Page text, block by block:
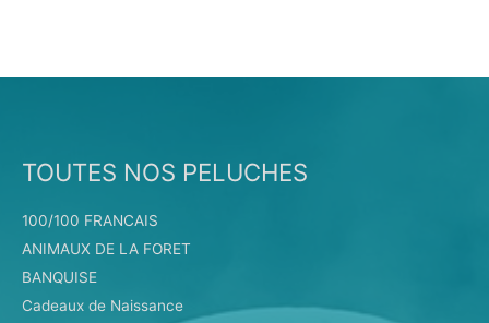
TOUTES NOS PELUCHES
100/100 FRANCAIS
ANIMAUX DE LA FORET
BANQUISE
Cadeaux de Naissance